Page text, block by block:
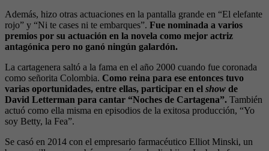
Además, hizo otras actuaciones en la pantalla grande en “El elefante
rojo” y “Ni te cases ni te embarques”. Fue nominada a varios
premios por su actuación en la novela como mejor actriz
antagónica pero no ganó ningún galardón.
La cartagenera saltó a la fama en el año 2000 cuando fue coronada
como señorita Colombia. Como reina para ese entonces tuvo
varias oportunidades, entre ellas, participar en el show de
David Letterman para cantar “Noches de Cartagena”. También
actuó como ella misma en episodios de la exitosa producción, “Yo
soy Betty, la Fea”.
Se casó en 2014 con el empresario farmacéutico Elliot Minski, un